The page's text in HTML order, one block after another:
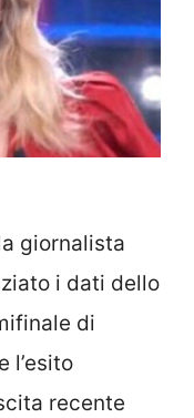
giornalista
i dati dello
di
l’esito
recente